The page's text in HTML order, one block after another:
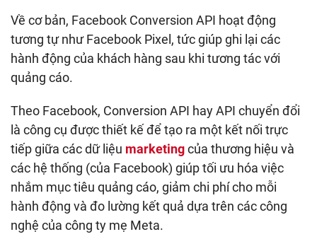
Về cơ bản, Facebook Conversion API hoạt động
tương tự như Facebook Pixel, tức giúp ghi lại các
hành động của khách hàng sau khi tương tác với
quảng cáo.
Theo Facebook, Conversion API hay API chuyển đổi
là công cụ được thiết kế để tạo ra một kết nối trực
tiếp giữa các dữ liệu marketingcủa thương hiệu và
các hệ thống (của Facebook) giúp tối ưu hóa việc
nhắm mục tiêu quảng cáo, giảm chi phí cho mỗi
hành động và đo lường kết quả dựa trên các công
nghệ của công ty mẹ Meta.